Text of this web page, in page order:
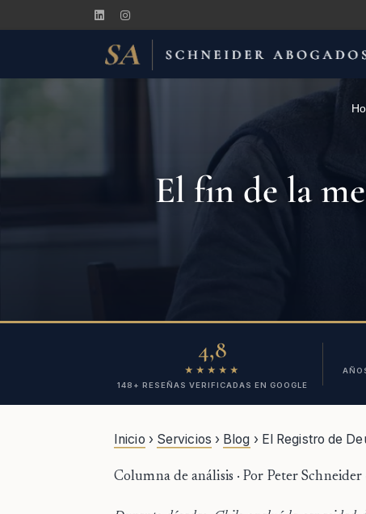
El fin de la
4,8
★★★★★
148+ RESEÑAS VERIFICADAS EN GOOGLE
Inicio › Servicios › Blog › El Registro de
Columna de análisis · Por Peter Schneider